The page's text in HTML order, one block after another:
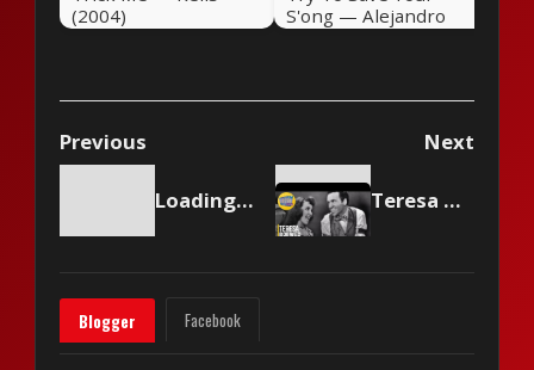
(2004)
S'ong — Alejandro
Sanz (2004)
Previous Next
Loading content... Teresa Brewer - Music! Music! Music!
Blogger Facebook